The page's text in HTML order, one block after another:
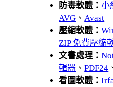
防毒軟體：小
AVG 、 Avast
壓縮軟體：
ZIP 免費壓縮
文書處理：
輯器 、PDF24
看圖軟體：